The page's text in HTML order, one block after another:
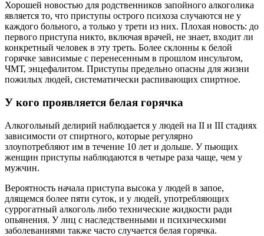
Хорошей новостью для родственников запойного алкоголика
является то, что приступы острого психоза случаются не у
каждого больного, а только у трети из них. Плохая новость: до
первого приступа никто, включая врачей, не знает, входит ли
конкретный человек в эту треть. Более склонны к белой
горячке зависимые с перенесенным в прошлом инсультом,
ЧМТ, энцефалитом. Приступы предельно опасны для жизни
пожилых людей, систематически распивающих спиртное.
У кого проявляется белая горячка
Алкогольный делирий наблюдается у людей на II и III стадиях
зависимости от спиртного, которые регулярно
злоупотребляют им в течение 10 лет и дольше. У пьющих
женщин приступы наблюдаются в четыре раза чаще, чем у
мужчин.
Вероятность начала приступа высока у людей в запое,
длящемся более пяти суток, и у людей, употребляющих
суррогатный алкоголь либо технические жидкости ради
опьянения. У лиц с наследственными и психическими
заболеваниями также часто случается белая горячка.